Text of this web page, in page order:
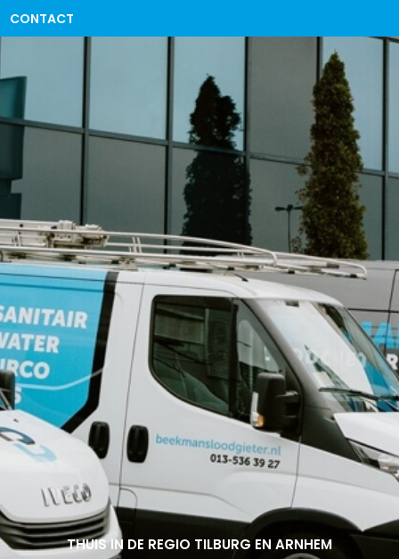
CONTACT
THUIS IN DE REGIO TILBURG EN ARNHEM
THUIS IN DE REGIO TILBURG EN ARNHEM
THUIS IN DE REGIO TILBURG EN ARNHEM